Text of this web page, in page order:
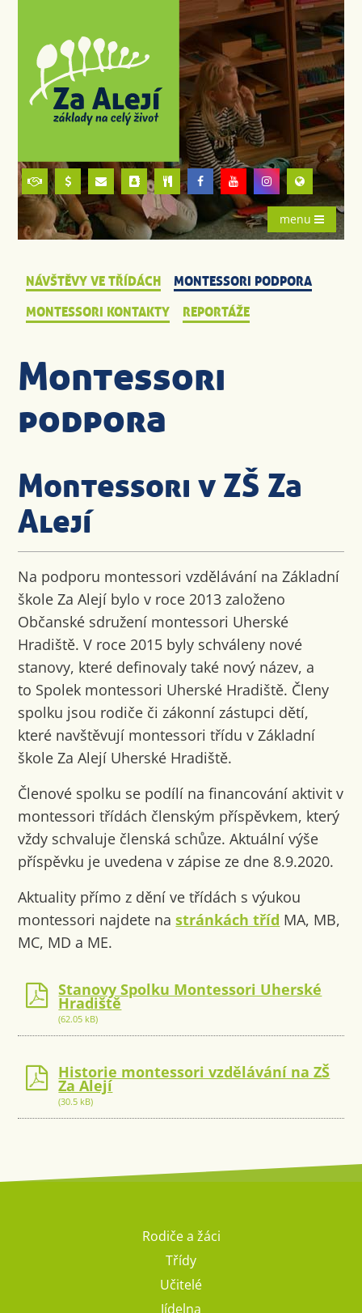
menu
Montessori
podpora
Montessori v ZŠ Za
Alejí
Na podporu montessori vzdělávání na Základní
škole Za Alejí bylo v roce 2013 založeno
Občanské sdružení montessori Uherské
Hradiště. V roce 2015 byly schváleny nové
stanovy, které definovaly také nový název, a
to Spolek montessori Uherské Hradiště. Členy
spolku jsou rodiče či zákonní zástupci dětí,
které navštěvují montessori třídu v Základní
škole Za Alejí Uherské Hradiště.
Členové spolku se podílí na financování aktivit v
montessori třídách členským příspěvkem, který
vždy schvaluje členská schůze. Aktuální výše
příspěvku je uvedena v zápise ze dne 8.9.2020.
Aktuality přímo z dění ve třídách s výukou
montessori najdete nastránkách tříd MA, MB,
MC, MD a ME.
Stanovy Spolku Montessori Uherské
Hradiště
(62.05 kB)
Historie montessori vzdělávání na ZŠ
Za Alejí
(30.5 kB)
NÁVŠTĚVY VE TŘÍDÁCH
MONTESSORI PODPORA
MONTESSORI KONTAKTY
REPORTÁŽE
Rodiče a žáci
Třídy
Učitelé
Jídelna